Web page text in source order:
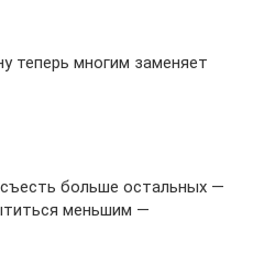
теперь многим заменяет
больше остальных —
меньшим —